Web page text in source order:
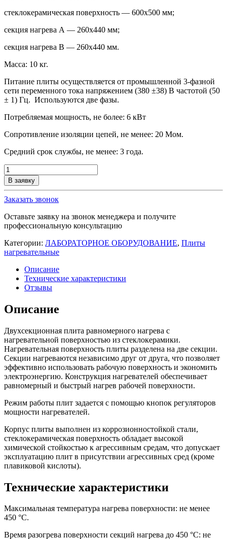
стеклокерамическая поверхность — 600х500 мм;
секция нагрева А — 260х440 мм;
секция нагрева В — 260х440 мм.
Масса: 10 кг.
Питание плиты осуществляется от промышленной 3-фазной
сети переменного тока напряжением (380 ±38) В частотой (50
± 1) Гц. Используются две фазы.
Потребляемая мощность, не более: 6 кВт
Сопротивление изоляции цепей, не менее: 20 Мом.
Средний срок службы, не менее: 3 года.
Количество
товара
Плита
со
стеклокерамической
поверхностью
ПРН-6050-
В заявку
Заказать звонок
Оставьте заявку на звонок менеджера и получите
профессиональную консультацию
Категории: ЛАБОРАТОРНОЕ ОБОРУДОВАНИЕ, Плиты
нагревательные
Описание
Технические характеристики
Отзывы
Описание
Двухсекционная плита равномерного нагрева с
нагревательной поверхностью из стеклокерамики.
Нагревательная поверхность плиты разделена на две секции.
Секции нагреваются независимо друг от друга, что позволяет
эффективно использовать рабочую поверхность и экономить
электроэнергию. Конструкция нагревателей обеспечивает
равномерный и быстрый нагрев рабочей поверхности.
Режим работы плит задается с помощью кнопок регуляторов
мощности нагревателей.
Корпус плиты выполнен из коррозионностойкой стали,
стеклокерамическая поверхность обладает высокой
химической стойкостью к агрессивным средам, что допускает
эксплуатацию плит в присутствии агрессивных сред (кроме
плавиковой кислоты).
Технические характеристики
Максимальная температура нагрева поверхности: не менее
450 °С.
Время разогрева поверхности секций нагрева до 450 °С: не